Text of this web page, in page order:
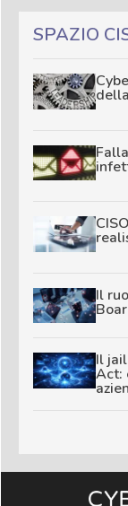
SPAZIO
Il
Il
Act: